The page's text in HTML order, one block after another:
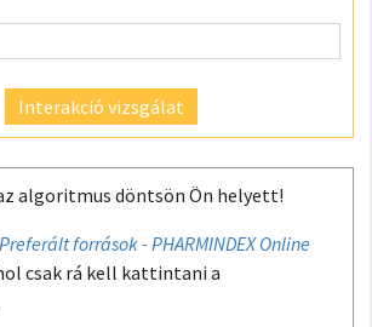
Interakció vizsgálat
algoritmus döntsön Ön helyett!
Preferált források - PHARMINDEX Online
csak rá kell kattintani a